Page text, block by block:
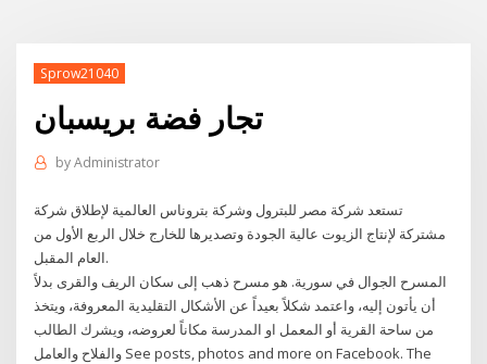
Sprow21040
تجار فضة بريسبان
byAdministrator
تستعد شركة مصر للبترول وشركة بتروناس العالمية لإطلاق شركة
مشتركة لإنتاج الزيوت عالية الجودة وتصديرها للخارج خلال الربع الأول من
العام المقبل.
المسرح الجوال في سورية. هو مسرح ذهب إلى سكان الريف والقرى بدلاً
أن يأتون إليه، واعتمد شكلاً بعيداً عن الأشكال التقليدية المعروفة، ويتخذ
من ساحة القرية أو المعمل او المدرسة مكاناً لعروضه، ويشرك الطالب
والفلاح والعامل See posts, photos and more on Facebook. The